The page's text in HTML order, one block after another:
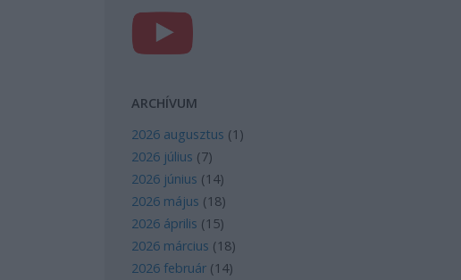
ARCHÍVUM
2026 augusztus (1 )
2026 július (7)
2026 június (14)
2026 május (18)
2026 április (15)
2026 március (18)
2026 február (14)